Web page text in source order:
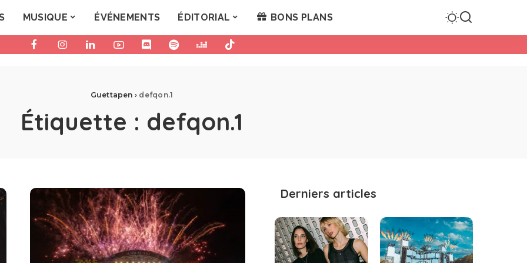
MUSIQUE ÉVÉNEMENTS ÉDITORIAL BONS PLANS
Guettapen › defqon.1
Étiquette : defqon.1
Derniers articles